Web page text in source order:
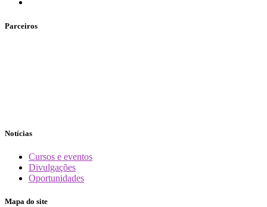
Parceiros
Notícias
Cursos e eventos
Divulgações
Oportunidades
Mapa do site